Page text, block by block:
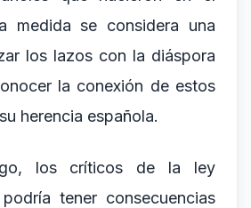
medida se considera una
los lazos con la diáspora
la conexión de estos
herencia española.
los críticos de la ley
tener consecuencias